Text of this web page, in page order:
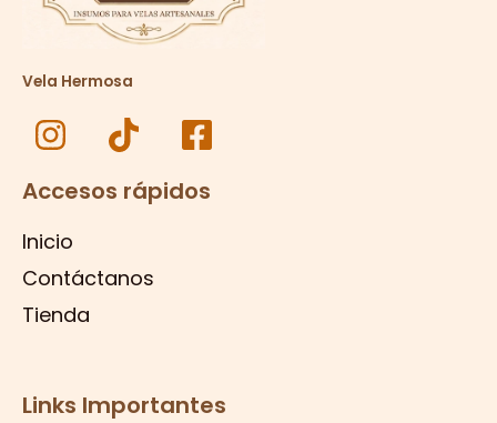
Vela Hermosa
Accesos rápidos
Inicio
Contáctanos
Tienda
Links Importantes